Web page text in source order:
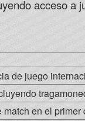
acceso
de juego
match en el